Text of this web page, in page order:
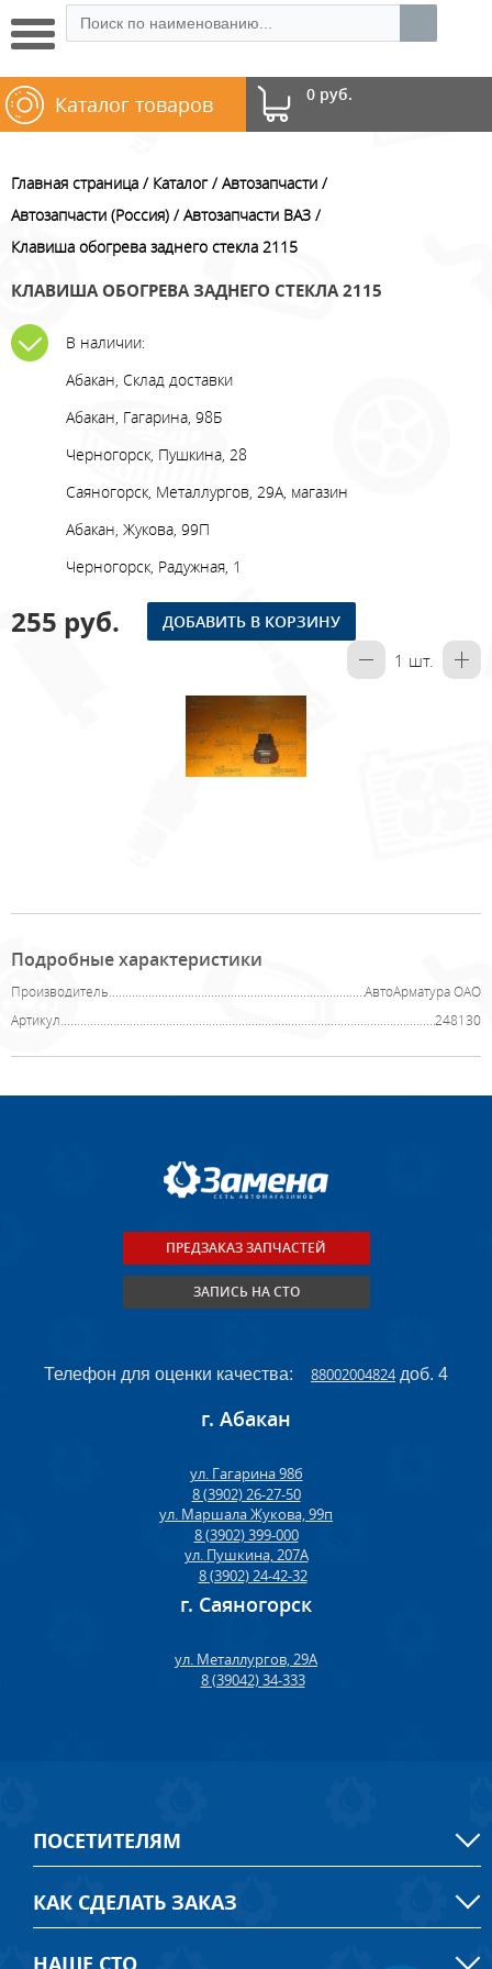
0 руб.
Каталог товаров
Главная страница Каталог
Автозапчасти
Автозапчасти (Россия)
Автозапчасти ВАЗ
Клавиша обогрева заднего стекла 2115
КЛАВИША ОБОГРЕВА ЗАДНЕГО СТЕКЛА 2115
В наличии:
Абакан, Склад доставки
Абакан, Гагарина, 98Б
Черногорск, Пушкина, 28
Саяногорск, Металлургов, 29А, магазин
Абакан, Жукова, 99П
Черногорск, Радужная, 1
255 руб. ДОБАВИТЬ В КОРЗИНУ
1 шт.
Подробные характеристики
Производитель
АвтоАрматура ОАО
Артикул
248130
ПРЕДЗАКАЗ ЗАПЧАСТЕЙ
ЗАПИСЬ НА СТО
Телефон для оценки качества: 88002004824доб. 4
г. Абакан
ул. Гагарина 98б
8 (3902) 26-27-50
ул. Маршала Жукова, 99п
8 (3902) 399-000
ул. Пушкина, 207А
8 (3902) 24-42-32
г. Саяногорск
ул. Металлургов, 29А
8 (39042) 34-333
ПОСЕТИТЕЛЯМ
КАК СДЕЛАТЬ ЗАКАЗ